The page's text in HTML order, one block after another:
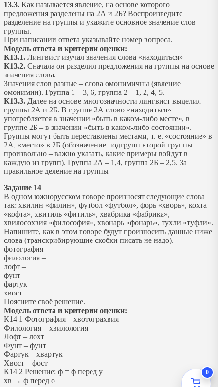
13.3. Как называется явление, на основе которого
предложения разделены на 2А и 2Б? Воспроизведите
разделение на группы и укажите основное значение слов
группы.
При написании ответа указывайте номер вопроса.
Модель ответа и критерии оценки:
К13.1. Лингвист изучал значения слова «находиться»
К13.2. Сначала он разделил предложения на группы на основе
значения слова.
Значения слов разные – слова омонимичны (явление
омонимии). Группа 1 – 3, 6, группа 2 – 1, 2, 4, 5.
К13.3. Далее на основе многозначности лингвист выделил
группы 2А и 2Б. В группе 2А слово «находиться»
употребляется в значении «быть в каком-либо месте», в
группе 2Б – в значении «быть в каком-либо состоянии».
Группы могут быть переставлены местами, т. е. «состояние» в
2А, «место» в 2Б (обозначение подгрупп второй группы
произвольно – важно указать, какие примеры войдут в
каждую из групп). Группа 2А – 1,4, группа 2Б – 2,5. За
правильное деление на группы
Задание 14
В одном южнорусском говоре произносят следующие слова
так: хвилин «филин», футбол «футбол», форь «хворь», кохта
«кофта», хвитиль «фитиль», хвабрика «фабрика»,
хвилосохвия «философия», хвонарь «фонарь», тухли «туфли».
Напишите, как в этом говоре будут произносить данные ниже
слова (транскрибирующие скобки писать не надо).
фотография –
филология –
лофт –
фунт –
фартук –
хвост –
Поясните своё решение.
Модель ответа и критерии оценки:
К14.1 Фотография – хвотограхвия
Филология – хвилология
Лофт – лохт
Фунт – фунт
Фартук – хвартук
Хвост – фост
К14.2 Решение: ф = ф перед у
хв → ф перед о
0